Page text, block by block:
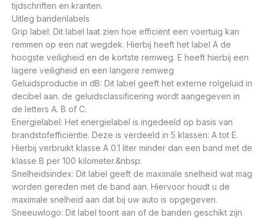
tijdschriften en kranten.
Uitleg bandenlabels
Grip label: Dit label laat zien hoe efficiënt een voertuig kan
remmen op een nat wegdek. Hierbij heeft het label A de
hoogste veiligheid en de kortste remweg. E heeft hierbij een
lagere veiligheid en een langere remweg
Geluidsproductie in dB: Dit label geeft het externe rolgeluid in
decibel aan. de geluidsclassificering wordt aangegeven in
de letters A. B of C.
Energielabel: Het energielabel is ingedeeld op basis van
brandstofefficiëntie. Deze is verdeeld in 5 klassen: A tot E.
Hierbij verbruikt klasse A 0.1 liter minder dan een band met de
klasse B per 100 kilometer.&nbsp:
Snelheidsindex: Dit label geeft de maximale snelheid wat mag
worden gereden met de band aan. Hiervoor houdt u de
maximale snelheid aan dat bij uw auto is opgegeven.
Sneeuwlogo: Dit label toont aan of de banden geschikt zijn